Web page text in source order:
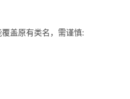
盖原有类名，需谨慎: